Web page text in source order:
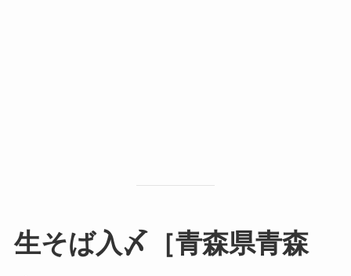
生そば入〆［青森県青森